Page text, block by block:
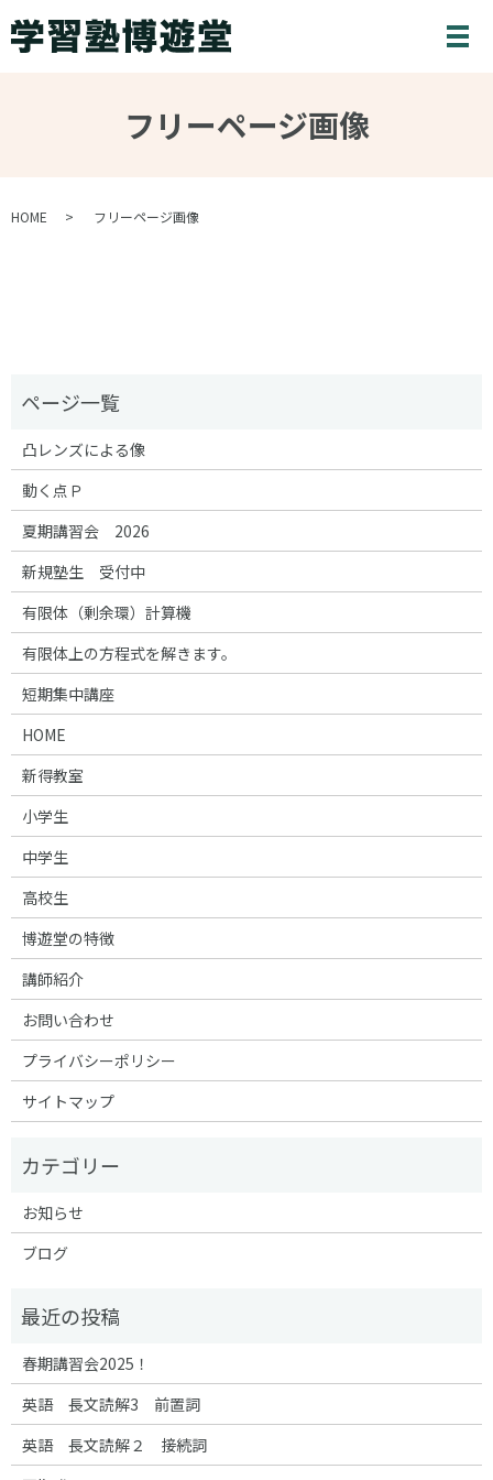
メ
フリーページ画像
HOME フリーページ画像
凸レンズによる像
動く点Ｐ
夏期講習会 2026
新規塾生 受付中
有限体（剰余環）計算機
有限体上の方程式を解きます。
短期集中講座
HOME
新得教室
小学生
中学生
高校生
博遊堂の特徴
講師紹介
お問い合わせ
プライバシーポリシー
サイトマップ
お知らせ
ブログ
春期講習会2025！
英語 長文読解3 前置詞
英語 長文読解２ 接続詞